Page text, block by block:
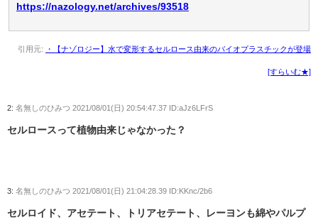
https://nazology.net/archives/93518
引用元: ・【ナゾロジー】水で変形するセルロース由来のバイオプラスチックが登場
[すらいむ★]
2: 名無しのひみつ 2021/08/01(日) 20:54:47.37 ID:aJz6LFrS
セルロースって植物由来じゃなかった？
3: 名無しのひみつ 2021/08/01(日) 21:04:28.39 ID:KKnc/2b6
セルロイド、アセテート、トリアセテート、レーヨンも綿やパルプ